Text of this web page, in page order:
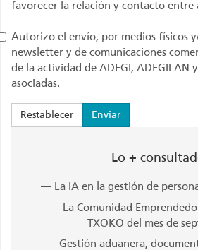
favorecer la relación y contacto entre
Autorizo el envío, por medios físicos
newsletter y de comunicaciones
de la actividad de ADEGI, ADEGILAN
asociadas.
Restablecer Enviar
Lo +
La IA en la gestión de
La Comunidad
TXOKO del mes de
Gestión aduanera,